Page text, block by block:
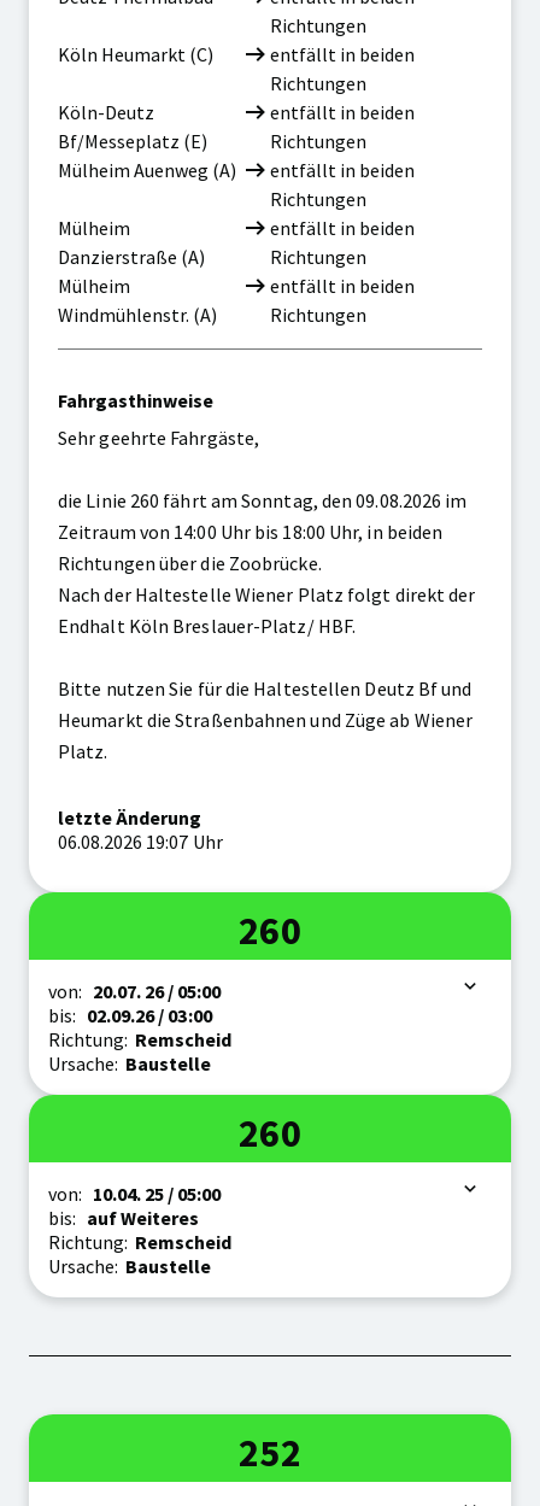
Richtungen
Entfallende
Köln Heumarkt (C) Ersatzhaltestelle
entfällt in beiden
Richtungen
Entfallende
Haltestelle
Köln-Deutz
Bf/Messeplatz (E)
Ersatzhaltestelle
entfällt in beiden
Richtungen
Entfallende
Mülheim Auenweg (A) Ersatzhaltestelle
entfällt in beiden
Richtungen
Entfallende
Haltestelle
Mülheim
Danzierstraße (A)
Ersatzhaltestelle
entfällt in beiden
Richtungen
Entfallende
Haltestelle
Mülheim
Windmühlenstr. (A)
Ersatzhaltestelle
entfällt in beiden
Richtungen
Fahrgasthinweise
Sehr geehrte Fahrgäste,
die Linie 260 fährt am Sonntag, den 09.08.2026 im
Zeitraum von 14:00 Uhr bis 18:00 Uhr, in beiden
Richtungen über die Zoobrücke.
Nach der Haltestelle Wiener Platz folgt direkt der
Endhalt Köln Breslauer-Platz/ HBF.
Bitte nutzen Sie für die Haltestellen Deutz Bf und
Heumarkt die Straßenbahnen und Züge ab Wiener
Platz.
letzte Änderung
06.08.2026 19:07 Uhr
Linie
260
Zeitraum
von: 20.07. 26/ 05:00
bis: 02.09.26/ 03:00
Richtung: Remscheid
Ursache: Baustelle
Linie
260
Zeitraum
von: 10.04. 25/ 05:00
bis: auf Weiteres
Richtung: Remscheid
Ursache: Baustelle
Linie
252